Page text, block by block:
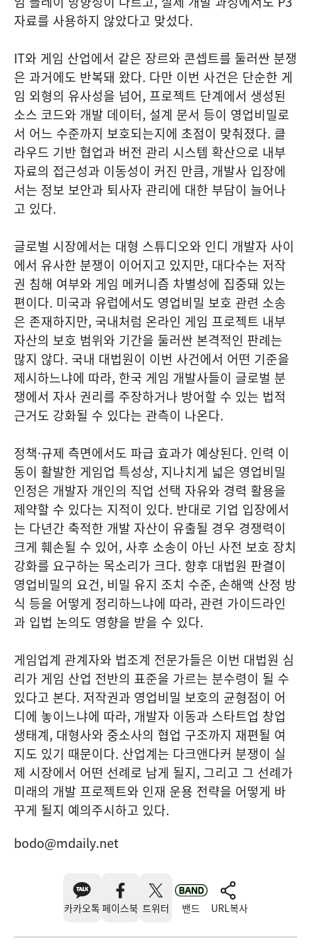
자료를 사용하지 않았다고 맞섰다.
IT와 게임 산업에서 같은 장르와 콘셉트를 둘러싼 분쟁
은 과거에도 반복돼 왔다. 다만 이번 사건은 단순한 게
임 외형의 유사성을 넘어, 프로젝트 단계에서 생성된
소스 코드와 개발 데이터, 설계 문서 등이 영업비밀로
서 어느 수준까지 보호되는지에 초점이 맞춰졌다. 클
라우드 기반 협업과 버전 관리 시스템 확산으로 내부
자료의 접근성과 이동성이 커진 만큼, 개발사 입장에
서는 정보 보안과 퇴사자 관리에 대한 부담이 늘어나
고 있다.
글로벌 시장에서는 대형 스튜디오와 인디 개발자 사이
에서 유사한 분쟁이 이어지고 있지만, 대다수는 저작
권 침해 여부와 게임 메커니즘 차별성에 집중돼 있는
편이다. 미국과 유럽에서도 영업비밀 보호 관련 소송
은 존재하지만, 국내처럼 온라인 게임 프로젝트 내부
자산의 보호 범위와 기간을 둘러싼 본격적인 판례는
많지 않다. 국내 대법원이 이번 사건에서 어떤 기준을
제시하느냐에 따라, 한국 게임 개발사들이 글로벌 분
쟁에서 자사 권리를 주장하거나 방어할 수 있는 법적
근거도 강화될 수 있다는 관측이 나온다.
정책·규제 측면에서도 파급 효과가 예상된다. 인력 이
동이 활발한 게임업 특성상, 지나치게 넓은 영업비밀
인정은 개발자 개인의 직업 선택 자유와 경력 활용을
제약할 수 있다는 지적이 있다. 반대로 기업 입장에서
는 다년간 축적한 개발 자산이 유출될 경우 경쟁력이
크게 훼손될 수 있어, 사후 소송이 아닌 사전 보호 장치
강화를 요구하는 목소리가 크다. 향후 대법원 판결이
영업비밀의 요건, 비밀 유지 조치 수준, 손해액 산정 방
식 등을 어떻게 정리하느냐에 따라, 관련 가이드라인
과 입법 논의도 영향을 받을 수 있다.
게임업계 관계자와 법조계 전문가들은 이번 대법원 심
리가 게임 산업 전반의 표준을 가르는 분수령이 될 수
있다고 본다. 저작권과 영업비밀 보호의 균형점이 어
디에 놓이느냐에 따라, 개발자 이동과 스타트업 창업
생태계, 대형사와 중소사의 협업 구조까지 재편될 여
지도 있기 때문이다. 산업계는 다크앤다커 분쟁이 실
제 시장에서 어떤 선례로 남게 될지, 그리고 그 선례가
미래의 개발 프로젝트와 인재 운용 전략을 어떻게 바
꾸게 될지 예의주시하고 있다.
bodo@mdaily.net
카카오톡 페이스북 트위터 밴드 URL복사